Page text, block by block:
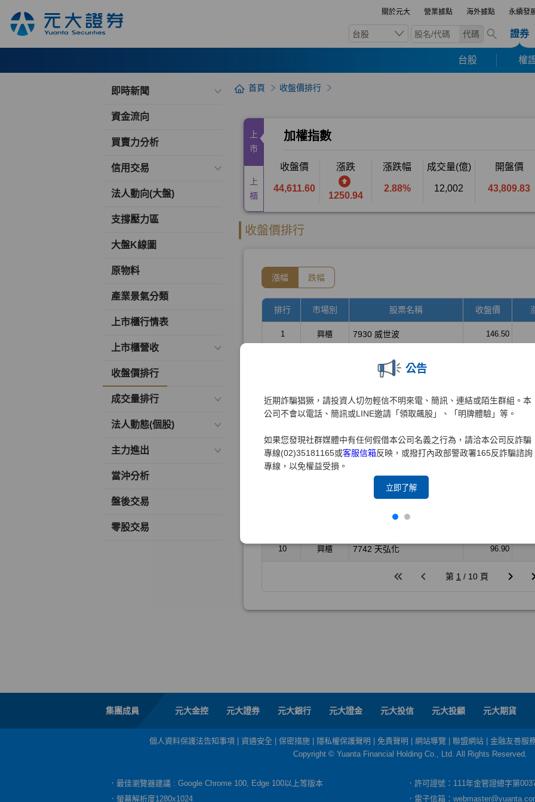
關於元大 營業據點 海外據點 永續發
台股 代碼 證券
台股 權
公告
近期詐騙猖獗，請投資人切勿輕信不明來電、簡訊、連結或陌生群組。本
公司不會以電話、簡訊或LINE邀請「領取飆股」、「明牌體驗」等。
如果您發現社群媒體中有任何假借本公司名義之行為，請洽本公司反詐騙
專線(02)35181165或客服信箱反映，或撥打內政部警政署165反詐騙諮詢
專線，以免權益受損。
立即了解
即時新聞
資金流向
買賣力分析
信用交易
法人動向(大盤)
支撐壓力區
大盤K線圖
原物料
產業景氣分類
上市櫃行情表
上市櫃營收
收盤價排行
成交量排行
法人動態(個股)
主力進出
當沖分析
盤後交易
零股交易
首頁 收盤價排行
集團成員 元大金控 元大證券 元大銀行 元大證金 元大投信 元大投顧 元大期貨
個人資料保護法告知事項 資通安全 保密措施 隱私權保護聲明 免責聲明 網站導覽 聯盟網站
金融友善服
Copyright © Yuanta Financial Holding Co., Ltd. All Rights Reserved.
．最佳瀏覽器建議 : Google Chrome 100, Edge 100以上等版本
．許可證號：111年金管證總字第
．螢幕解析度1280x1024
．電子信箱：